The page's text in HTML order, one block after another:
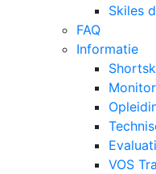
Skiles
FAQ
Informatie
VOS